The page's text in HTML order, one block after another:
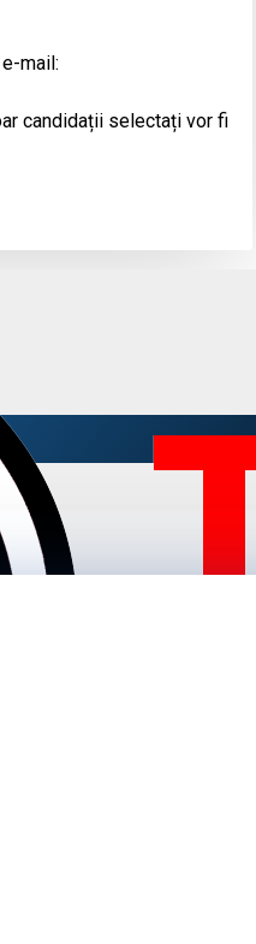
mail:
candidații selectați vor fi